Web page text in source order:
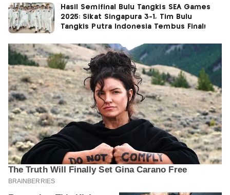
Hasil Semifinal Bulu Tangkis SEA Games
2025: Sikat Singapura 3-1, Tim Bulu
Tangkis Putra Indonesia Tembus Final!